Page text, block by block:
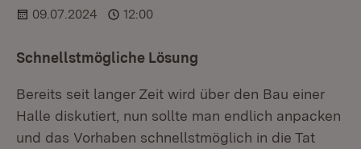
09.07.2024
12:00
Schnellstmögliche Lösung
Bereits seit langer Zeit wird über den Bau einer
Halle diskutiert, nun sollte man endlich anpacken
und das Vorhaben schnellstmöglich in die Tat